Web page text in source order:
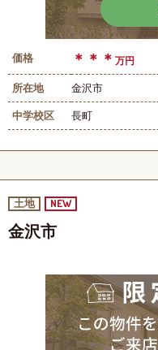
価格 ＊＊＊ 万円
所在地 金沢市
中学校区 長町
土地 NEW
金沢市